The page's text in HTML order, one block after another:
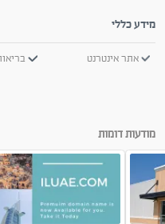
מידע כללי
אתר אינטרנט
מודעות דומות